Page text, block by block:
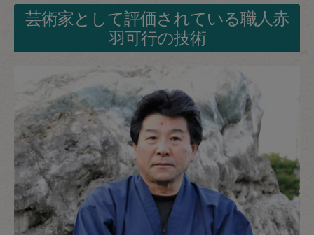
芸術家として評価されている職人赤
羽可行の技術